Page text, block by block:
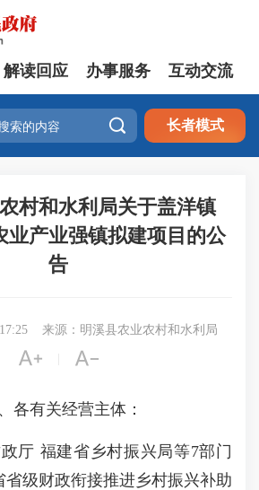
解读回应 办事服务 互动交流
 长者模式
村和水利局关于盖洋镇
业产业强镇拟建项目的公
告
来源：明溪县农业农村和水利局
 
各有关经营主体：
福建省乡村振兴局等7部门
省级财政衔接推进乡村振兴补助